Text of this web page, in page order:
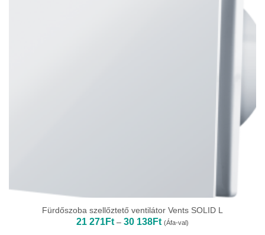
Fürdőszoba szellőztető ventilátor Vents SOLID L
21 271Ft – 30 138FtÁrtartomány:
21
(Áfa-val)